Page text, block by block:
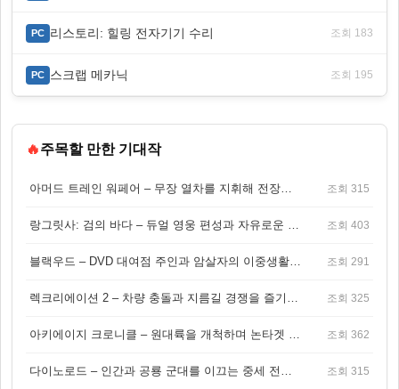
PC 리스토리: 힐링 전자기기 수리 조회 183
PC 스크랩 메카닉 조회 195
🔥주목할 만한 기대작
아머드 트레인 워페어 – 무장 열차를 지휘해 전장을 돌파하는 생존 전투 게임 조회 315
랑그릿사: 검의 바다 – 듀얼 영웅 편성과 자유로운 탐험을 결합한 판타지 전략 RPG 조회 403
블랙우드 – DVD 대여점 주인과 암살자의 이중생활을 그린 3인칭 액션 스릴러 게임 조회 291
렉크리에이션 2 – 차량 충돌과 지름길 경쟁을 즐기는 오픈월드 아케이드 레이싱 게임 조회 325
아키에이지 크로니클 – 원대륙을 개척하며 논타겟 전투를 즐기는 오픈월드 MMORPG 조회 362
다이노로드 – 인간과 공룡 군대를 이끄는 중세 전략 액션 RPG 조회 315